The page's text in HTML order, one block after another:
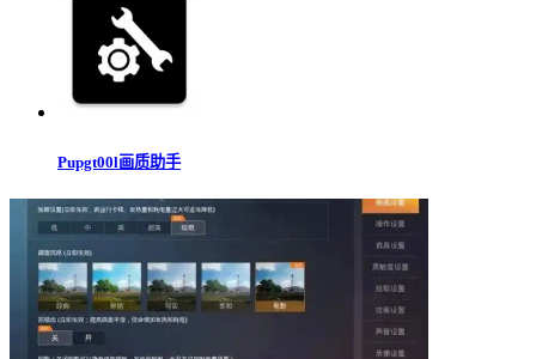
Pupgt00l画质助手